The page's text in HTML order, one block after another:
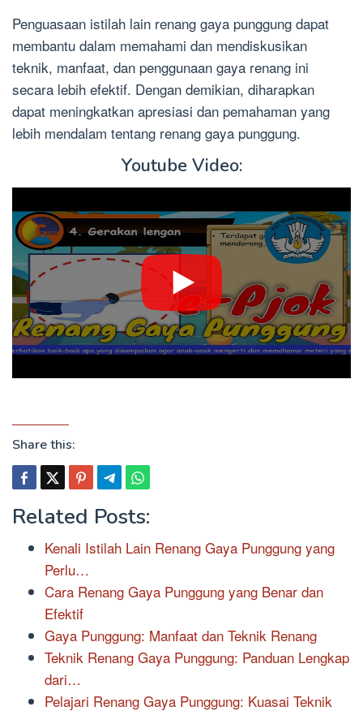
Penguasaan istilah lain renang gaya punggung dapat
membantu dalam memahami dan mendiskusikan
teknik, manfaat, dan penggunaan gaya renang ini
secara lebih efektif. Dengan demikian, diharapkan
dapat meningkatkan apresiasi dan pemahaman yang
lebih mendalam tentang renang gaya punggung.
Youtube Video:
Share this:
Related Posts:
Kenali Istilah Lain Renang Gaya Punggung yang
Perlu…
Cara Renang Gaya Punggung yang Benar dan
Efektif
Gaya Punggung: Manfaat dan Teknik Renang
Teknik Renang Gaya Punggung: Panduan Lengkap
dari…
Pelajari Renang Gaya Punggung: Kuasai Teknik